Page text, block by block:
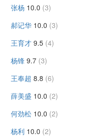
张杨 10.0 (3)
郝记华 10.0 (3)
王育才 9.5 (4)
杨锋 9.7 (3)
王奉超 8.8 (6)
薛美盛 10.0 (2)
何劲松 10.0 (2)
杨利 10.0 (2)